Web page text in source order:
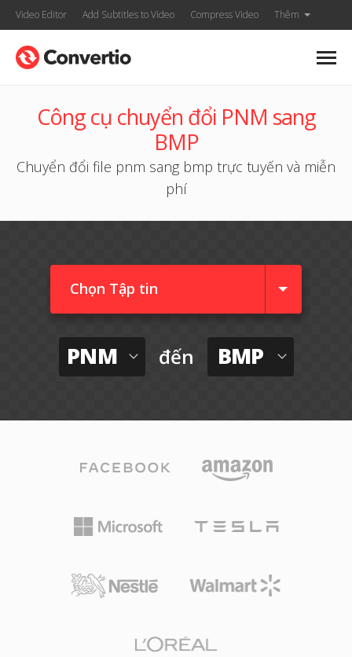
Video Editor Add Subtitles to Video Compress Video Thêm
Công cụ chuyển đổi PNM sang
BMP
Chuyển đổi file pnm sang bmp trực tuyến và miễn
phí
Chọn Tập tin
PNM đến BMP